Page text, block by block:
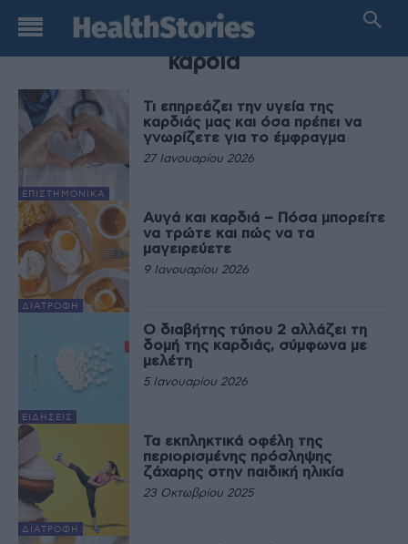
TAG
καρδιά
EΠΙΣΤΗΜΟΝΙΚΆ
Τι επηρεάζει την υγεία της
καρδιάς μας και όσα πρέπει να
γνωρίζετε για το έμφραγμα
27 Ιανουαρίου 2026
ΔΙΑΤΡΟΦΉ
Αυγά και καρδιά – Πόσα μπορείτε
να τρώτε και πώς να τα
μαγειρεύετε
9 Ιανουαρίου 2026
ΕΙΔΉΣΕΙΣ
Ο διαβήτης τύπου 2 αλλάζει τη
δομή της καρδιάς, σύμφωνα με
μελέτη
5 Ιανουαρίου 2026
ΔΙΑΤΡΟΦΉ
Τα εκπληκτικά οφέλη της
περιορισμένης πρόσληψης
ζάχαρης στην παιδική ηλικία
23 Οκτωβρίου 2025